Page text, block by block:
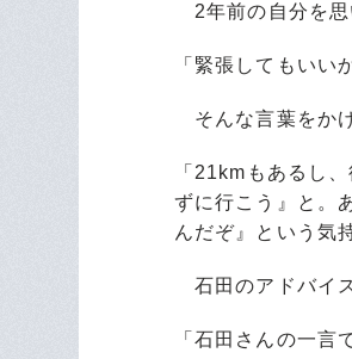
2年前の自分を思
「緊張してもいい
そんな言葉をかけ
「21kmもあるし
ずに行こう』と。
んだぞ』という気
石田のアドバイ
「石田さんの一言